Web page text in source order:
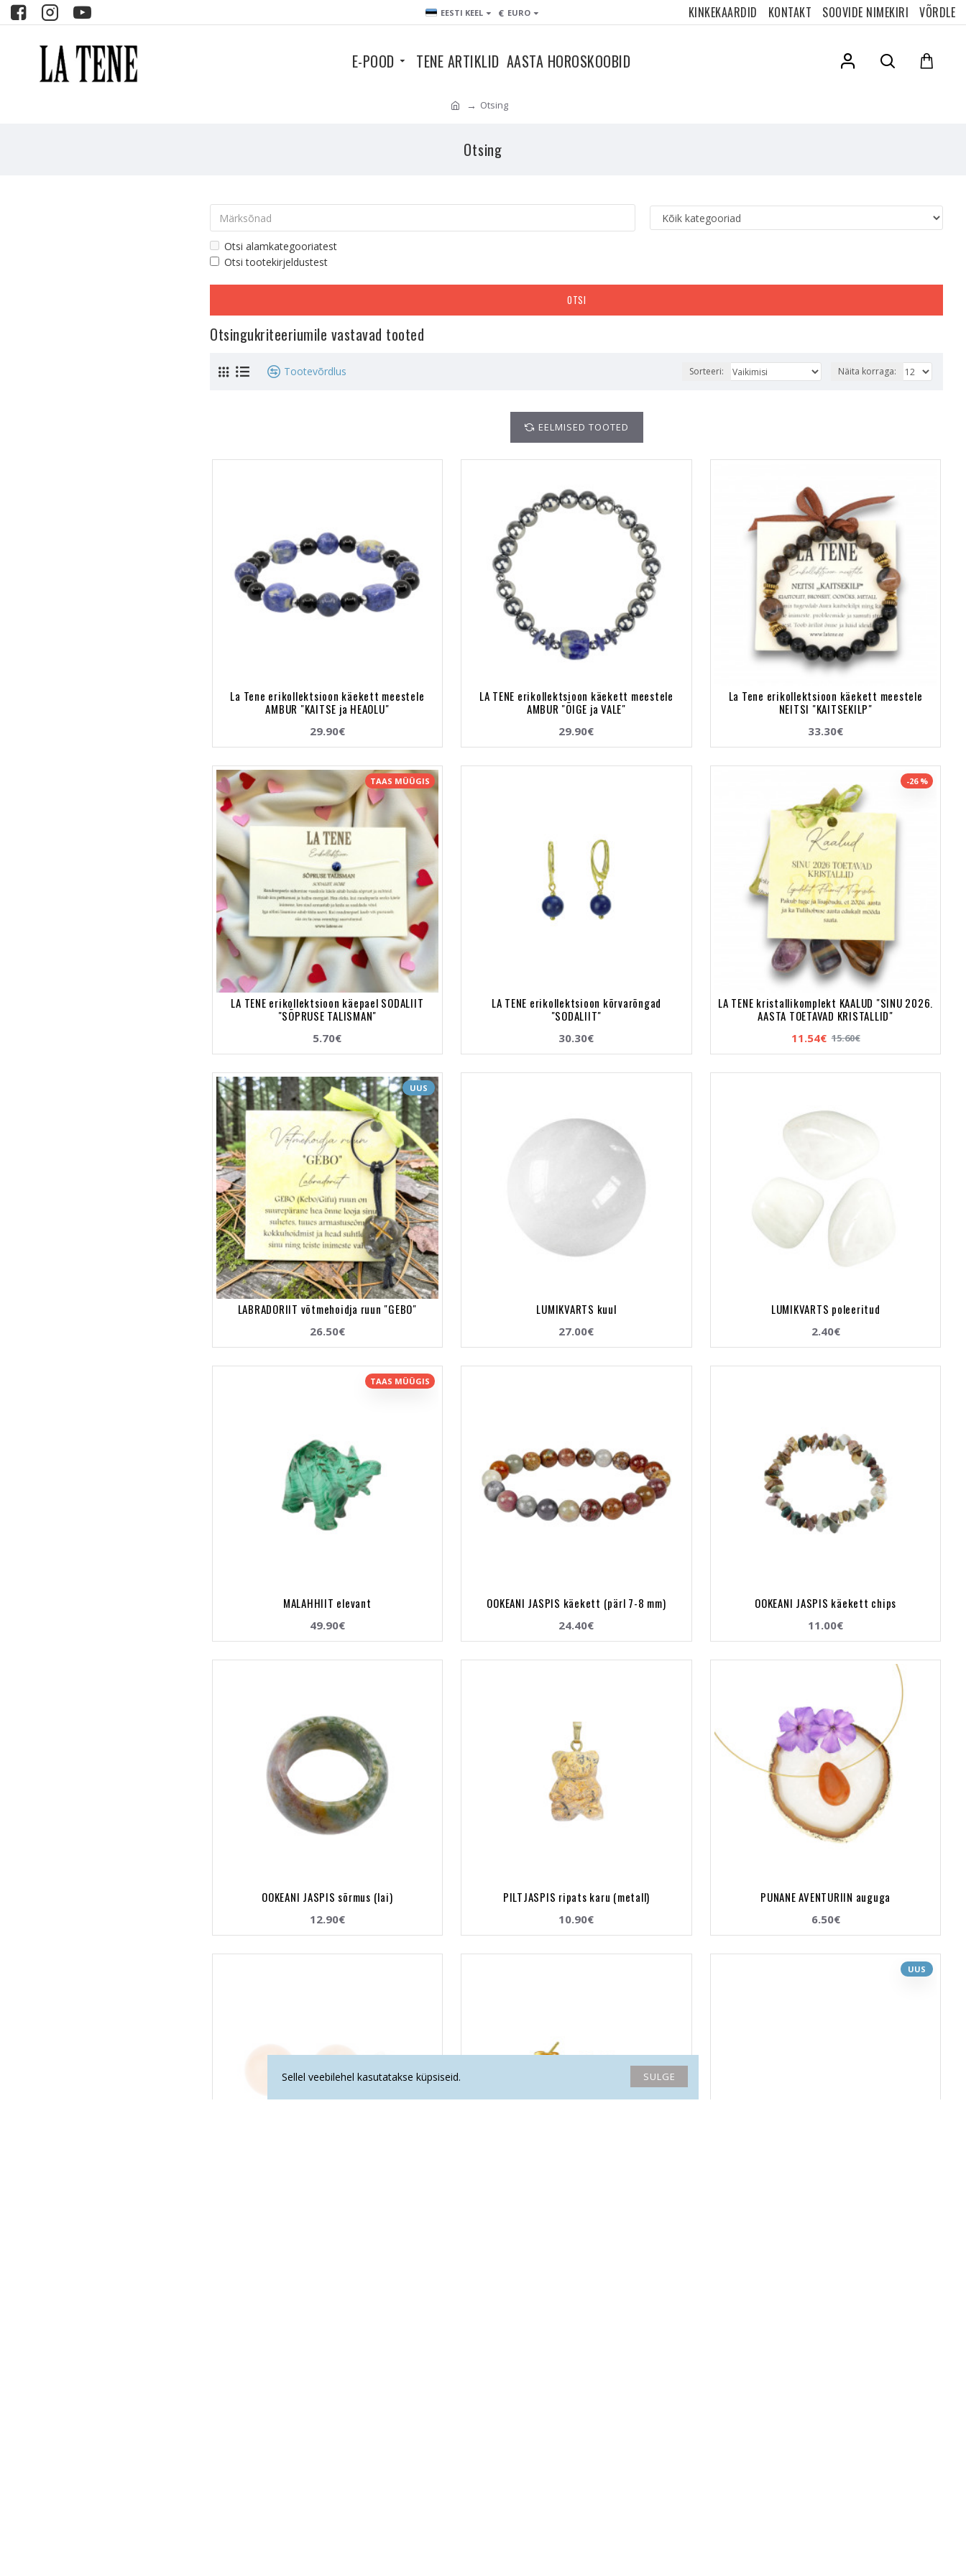
EESTI KEEL € EURO KINKEKAARDID KONTAKT SOOVIDE NIMEKIRI VÕRDLE
E-POOD TENE ARTIKLID AASTA HOROSKOOBID
Otsing
Otsing
Otsi alamkategooriatest
Otsi tootekirjeldustest
OTSI
Otsingukriteeriumile vastavad tooted
Tootevõrdlus Sorteeri: Näita korraga:
EELMISED TOOTED
La Tene erikollektsioon käekett meestele
AMBUR "KAITSE ja HEAOLU"
29.90€
LA TENE erikollektsioon käekett meestele
AMBUR "ÕIGE ja VALE"
29.90€
La Tene erikollektsioon käekett meestele
NEITSI "KAITSEKILP"
33.30€
TAAS MÜÜGIS
LA TENE erikollektsioon käepael SODALIIT
"SÕPRUSE TALISMAN"
5.70€
LA TENE erikollektsioon kõrvarõngad
"SODALIIT"
30.30€
-26 %
LA TENE kristallikomplekt KAALUD "SINU 2026.
AASTA TOETAVAD KRISTALLID"
11.54€ 15.60€
UUS
LABRADORIIT võtmehoidja ruun "GEBO"
26.50€
LUMIKVARTS kuul
27.00€
LUMIKVARTS poleeritud
2.40€
TAAS MÜÜGIS
MALAHHIIT elevant
49.90€
OOKEANI JASPIS käekett (pärl 7-8 mm)
24.40€
OOKEANI JASPIS käekett chips
11.00€
OOKEANI JASPIS sõrmus (lai)
12.90€
PILTJASPIS ripats karu (metall)
10.90€
PUNANE AVENTURIIN auguga
6.50€
UUS
SULGE
Sellel veebilehel kasutatakse küpsiseid.